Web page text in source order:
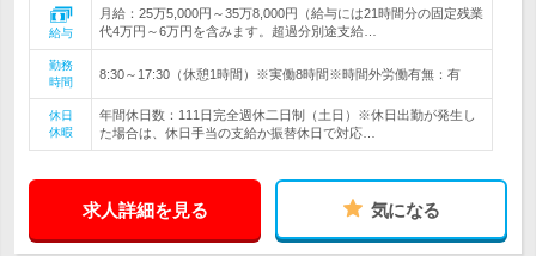
給与
月給：25万5,000円～35万8,000円（給与には21時間分の固定残業
代4万円～6万円を含みます。超過分別途支給…
勤務
時間
8:30～17:30（休憩1時間）※実働8時間※時間外労働有無：有
休日
休暇
年間休日数：111日完全週休二日制（土日）※休日出勤が発生し
た場合は、休日手当の支給か振替休日で対応…
求人詳細を見る 気になる